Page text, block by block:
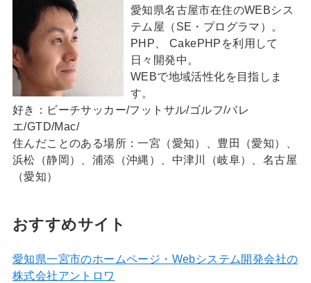
愛知県名古屋市在住のWEBシス
テム屋（SE・プログラマ）。
PHP、 CakePHPを利用して
日々開発中。
WEBで地域活性化を目指しま
す。
好き：ビーチサッカー/フットサル/ゴルフ/バレ
エ/GTD/Mac/
住んだことのある場所：一宮（愛知）、豊田（愛知）、
浜松（静岡）、浦添（沖縄）、中津川（岐阜）、名古屋
（愛知）
おすすめサイト
愛知県一宮市のホームページ・Webシステム開発会社の
株式会社アントロワ